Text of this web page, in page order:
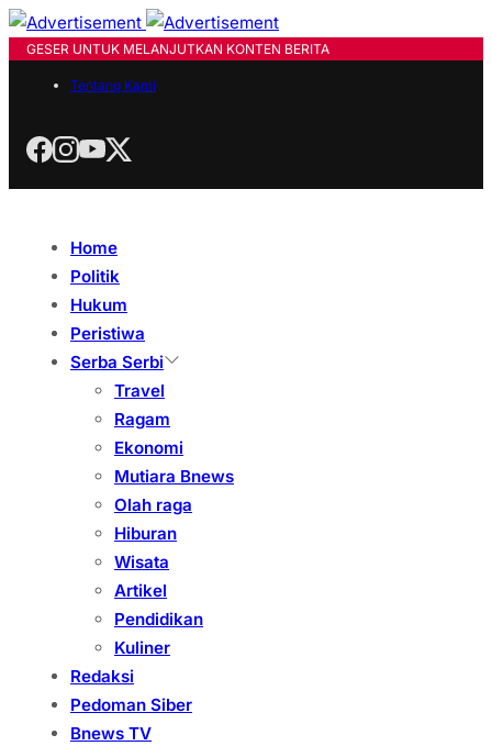
GESER UNTUK MELANJUTKAN KONTEN BERITA
Tentang Kami
Home
Politik
Hukum
Peristiwa
Serba Serbi
Travel
Ragam
Ekonomi
Mutiara Bnews
Olah raga
Hiburan
Wisata
Artikel
Pendidikan
Kuliner
Redaksi
Pedoman Siber
Bnews TV